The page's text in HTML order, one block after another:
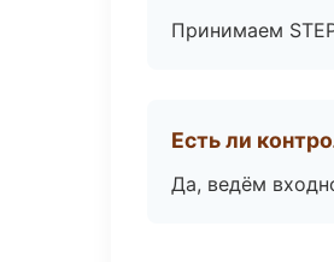
Принимаем
Есть ли
Да, ведём